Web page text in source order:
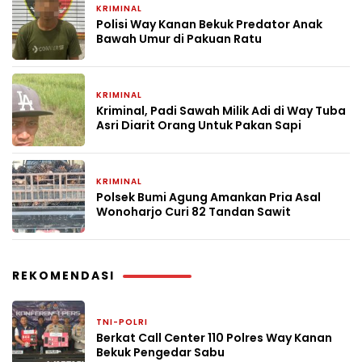
KRIMINAL
Polisi Way Kanan Bekuk Predator Anak
Bawah Umur di Pakuan Ratu
KRIMINAL
Kriminal, Padi Sawah Milik Adi di Way Tuba
Asri Diarit Orang Untuk Pakan Sapi
KRIMINAL
Polsek Bumi Agung Amankan Pria Asal
Wonoharjo Curi 82 Tandan Sawit
REKOMENDASI
TNI-POLRI
Berkat Call Center 110 Polres Way Kanan
Bekuk Pengedar Sabu